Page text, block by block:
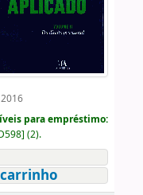
para empréstimo:
] (2).